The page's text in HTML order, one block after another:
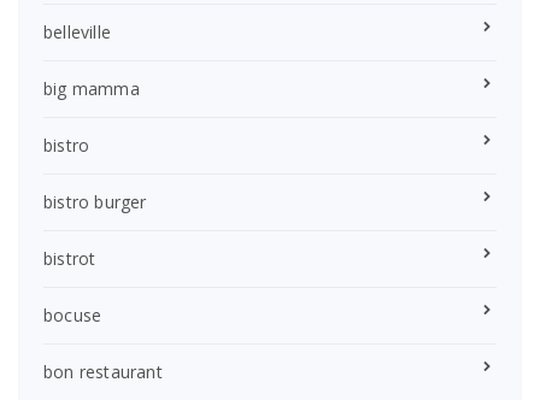
belleville
big mamma
bistro
bistro burger
bistrot
bocuse
bon restaurant